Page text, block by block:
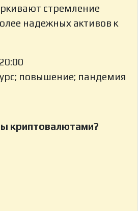
стремление
надежных активов к
повышение; пандемия
криптовалютами?